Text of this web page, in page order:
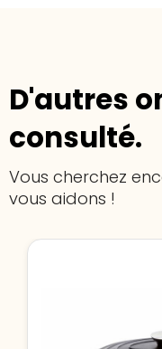
D'autres
consulté.
Vous cherchez
vous aidons !